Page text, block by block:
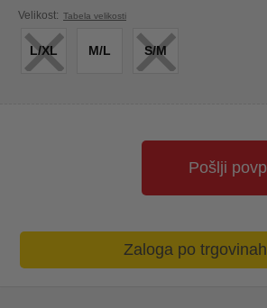
Velikost: Tabela velikosti
L/XL
× M/L S/M
×
Pošlji
Zaloga po